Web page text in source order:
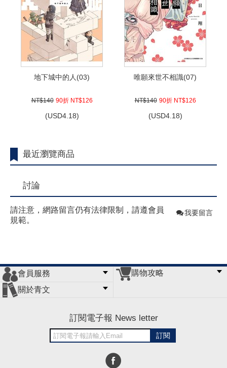
地下城中的人(03)
NT$140 90折 NT$126
(USD4.18)
唯願來世不相識(07)
NT$140 90折 NT$126
(USD4.18)
最近瀏覽商品
討論
請注意，網路留言仍有法律限制，請遵會員
規範。
我要留言
會員服務
會員辦法
客服信箱
隱私條款
網站導覽
購物攻略
關於青文
訂閱電子報 News letter
訂閱